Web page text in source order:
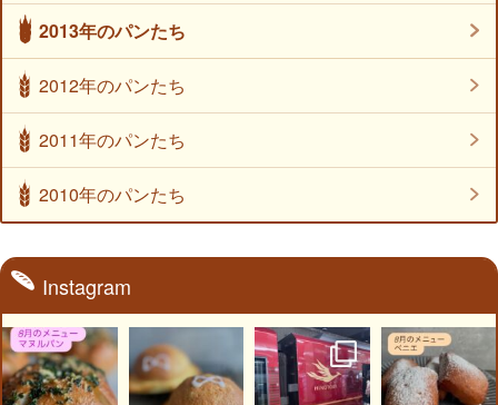
2013年のパンたち
2012年のパンたち
2011年のパンたち
2010年のパンたち
Instagram